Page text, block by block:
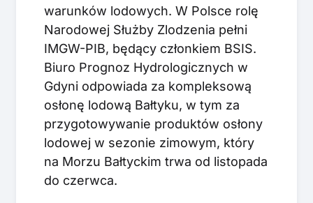
warunków lodowych. W Polsce rolę
Narodowej Służby Zlodzenia pełni
IMGW-PIB, będący członkiem BSIS.
Biuro Prognoz Hydrologicznych w
Gdyni odpowiada za kompleksową
osłonę lodową Bałtyku, w tym za
przygotowywanie produktów osłony
lodowej w sezonie zimowym, który
na Morzu Bałtyckim trwa od listopada
do czerwca.